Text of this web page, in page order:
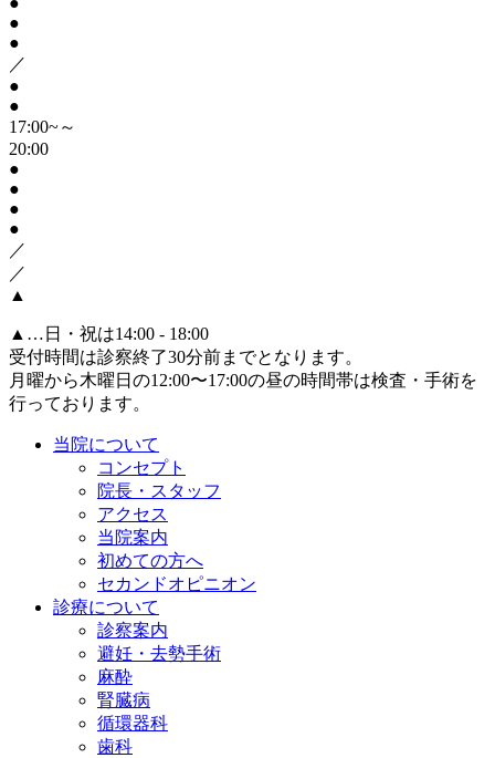
●
●
／
●
●
17:00~～
20:00
●
●
●
●
／
／
▲
▲ …日・祝は14:00 - 18:00
受付時間は診察終了30分前までとなります。
月曜から木曜日の12:00〜17:00の昼の時間帯は検査・手術を
行っております。
当院について
コンセプト
院長・スタッフ
アクセス
当院案内
初めての方へ
セカンドオピニオン
診療について
診察案内
避妊・去勢手術
麻酔
腎臓病
循環器科
歯科